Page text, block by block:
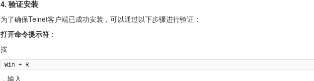
4. 验证安装
为了确保Telnet客户端已成功安装，可以通过以下步骤进行验证：
打开命令提示符 ：
按
Win + R
，输入